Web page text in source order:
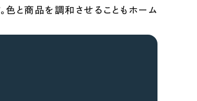
色と商品を調和させることもホーム